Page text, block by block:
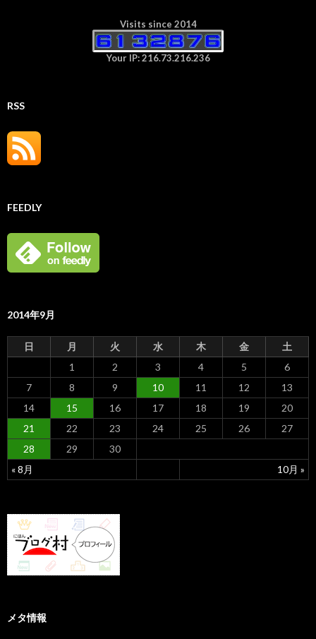
Visits since 2014
Your IP: 216.73.216.236
RSS
FEEDLY
2014年9月
日 月 火 水 木 金 土
« 8月 10月 »
1 2 3 4 5
6
7
8 9 10 11 12
13
14
15 16 17 18 19
20
21
22 23 24 25 26
27
28
29 30
メタ情報